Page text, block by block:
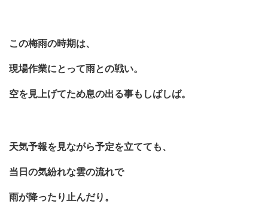
この梅雨の時期は、
現場作業にとって雨との戦い。
空を見上げてため息の出る事もしばしば。
天気予報を見ながら予定を立てても、
当日の気紛れな雲の流れで
雨が降ったり止んだり。